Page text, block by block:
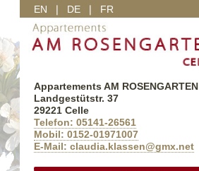
EN ❘ DE ❘ FR
Appartements AM ROSENGARTEN
Landgestütstr. 37
29221 Celle
Telefon: 05141-26561
Mobil: 0152-01971007
E-Mail: claudia.klassen@gmx.net